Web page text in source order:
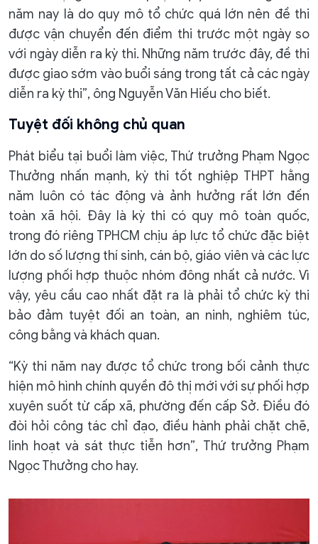
năm nay là do quy mô tổ chức quá lớn nên đề thi
được vận chuyển đến điểm thi trước một ngày so
với ngày diễn ra kỳ thi. Những năm trước đây, đề thi
được giao sớm vào buổi sáng trong tất cả các ngày
diễn ra kỳ thi”, ông Nguyễn Văn Hiếu cho biết.
Tuyệt đối không chủ quan
Phát biểu tại buổi làm việc, Thứ trưởng Phạm Ngọc
Thưởng nhấn mạnh, kỳ thi tốt nghiệp THPT hằng
năm luôn có tác động và ảnh hưởng rất lớn đến
toàn xã hội. Đây là kỳ thi có quy mô toàn quốc,
trong đó riêng TPHCM chịu áp lực tổ chức đặc biệt
lớn do số lượng thí sinh, cán bộ, giáo viên và các lực
lượng phối hợp thuộc nhóm đông nhất cả nước. Vì
vậy, yêu cầu cao nhất đặt ra là phải tổ chức kỳ thi
bảo đảm tuyệt đối an toàn, an ninh, nghiêm túc,
công bằng và khách quan.
“Kỳ thi năm nay được tổ chức trong bối cảnh thực
hiện mô hình chính quyền đô thị mới với sự phối hợp
xuyên suốt từ cấp xã, phường đến cấp Sở. Điều đó
đòi hỏi công tác chỉ đạo, điều hành phải chặt chẽ,
linh hoạt và sát thực tiễn hơn”, Thứ trưởng Phạm
Ngọc Thưởng cho hay.